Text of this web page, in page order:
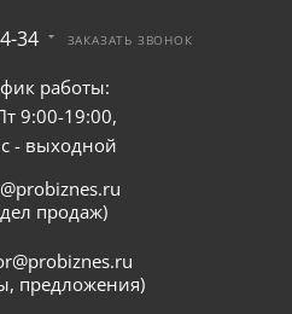
34 ЗАКАЗАТЬ ЗВОНОК
работы:
9:00-19:00,
- выходной
продаж)
предложения)